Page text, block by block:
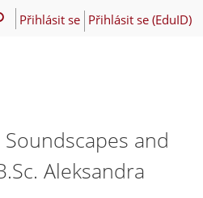
Přihlásit se Přihlásit se (EduID)
and
Aleksandra